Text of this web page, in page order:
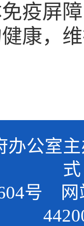
疫屏
康，
办公
式
号 网